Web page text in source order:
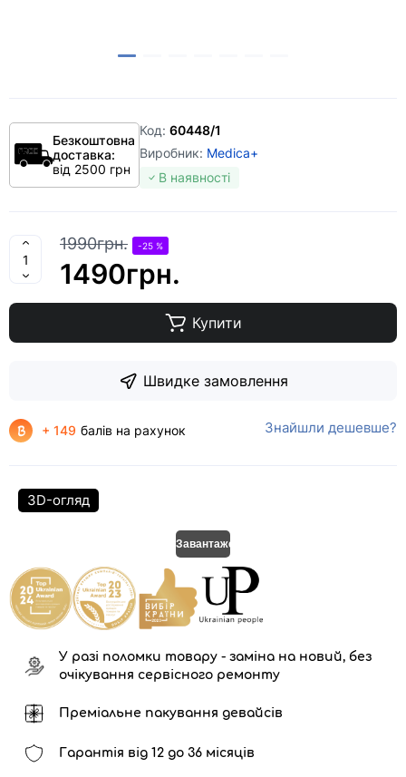
Безкоштовна
доставка:
від 2500 грн
Код: 60448/1
Виробник: Medica+
В наявності
1990грн. -25 %
1490грн.
Купити
Швидке замовлення
+ 149 балів на рахунок Знайшли дешевше?
3D-огляд
Завантаження..
У разі поломки товару - заміна на новий, без
очікування сервісного ремонту
Преміальне пакування девайсів
Гарантія від 12 до 36 місяців